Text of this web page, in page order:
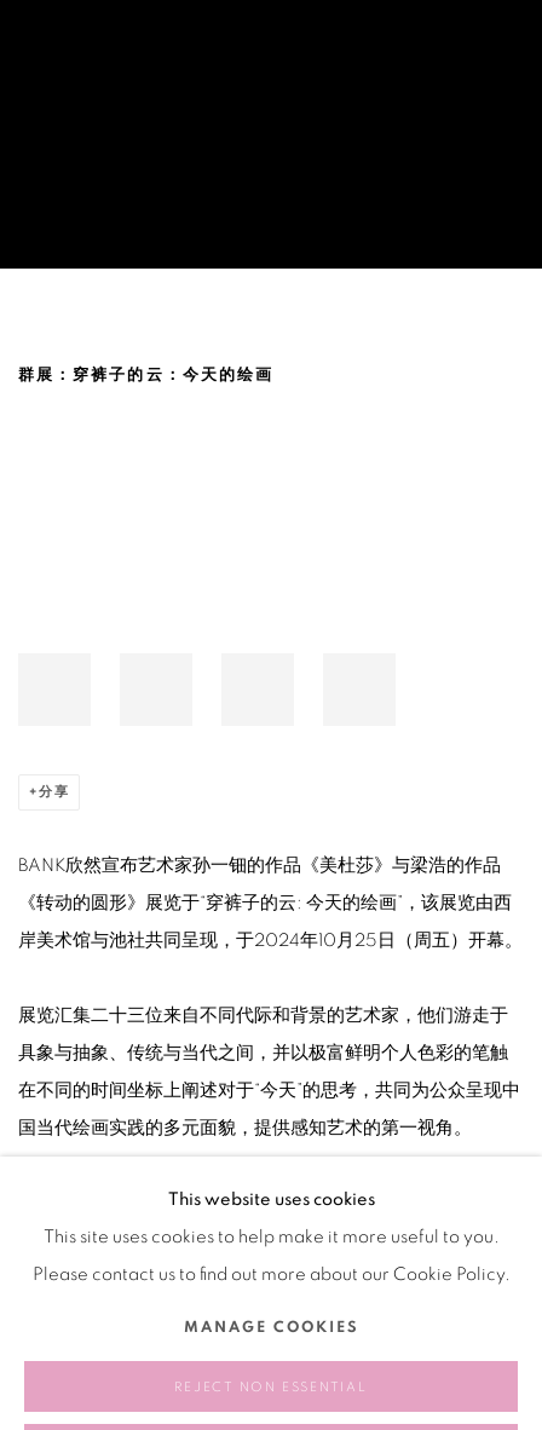
孙一钿 & 梁浩 @西岸美术馆，上海，中国
群展：穿裤子的云：今天的绘画
分享
BANK欣然宣布艺术家孙一钿的作品《美杜莎》与梁浩的作品
《转动的圆形》展览于“穿裤⼦的云: 今天的绘画”，该展览由西
岸美术馆与池社共同呈现，于2024年10月25日（周五）开幕。
展览汇集⼆⼗三位来⾃不同代际和背景的艺术家，他们游⾛于
具象与抽象、传统与当代之间，并以极富鲜明个⼈⾊彩的笔触
在不同的时间坐标上阐述对于“今天”的思考，共同为公众呈现中
国当代绘画实践的多元⾯貌，提供感知艺术的第⼀视⾓。
This website uses cookies
This site uses cookies to help make it more useful to you.
Please contact us to find out more about our Cookie Policy.
MANAGE COOKIES
REJECT NON ESSENTIAL